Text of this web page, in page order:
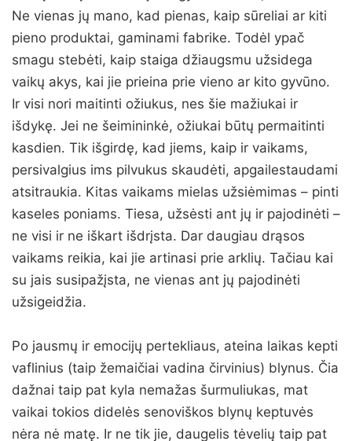
Ne vienas jų mano, kad pienas, kaip sūreliai ar kiti
pieno produktai, gaminami fabrike. Todėl ypač
smagu stebėti, kaip staiga džiaugsmu užsidega
vaikų akys, kai jie prieina prie vieno ar kito gyvūno.
Ir visi nori maitinti ožiukus, nes šie mažiukai ir
išdykę. Jei ne šeimininkė, ožiukai būtų permaitinti
kasdien. Tik išgirdę, kad jiems, kaip ir vaikams,
persivalgius ims pilvukus skaudėti, apgailestaudami
atsitraukia. Kitas vaikams mielas užsiėmimas – pinti
kaseles poniams. Tiesa, užsėsti ant jų ir pajodinėti –
ne visi ir ne iškart išdrįsta. Dar daugiau drąsos
vaikams reikia, kai jie artinasi prie arklių. Tačiau kai
su jais susipažįsta, ne vienas ant jų pajodinėti
užsigeidžia.
Po jausmų ir emocijų pertekliaus, ateina laikas kepti
vaflinius (taip žemaičiai vadina čirvinius) blynus. Čia
dažnai taip pat kyla nemažas šurmuliukas, mat
vaikai tokios didelės senoviškos blynų keptuvės
nėra nė matę. Ir ne tik jie, daugelis tėvelių taip pat